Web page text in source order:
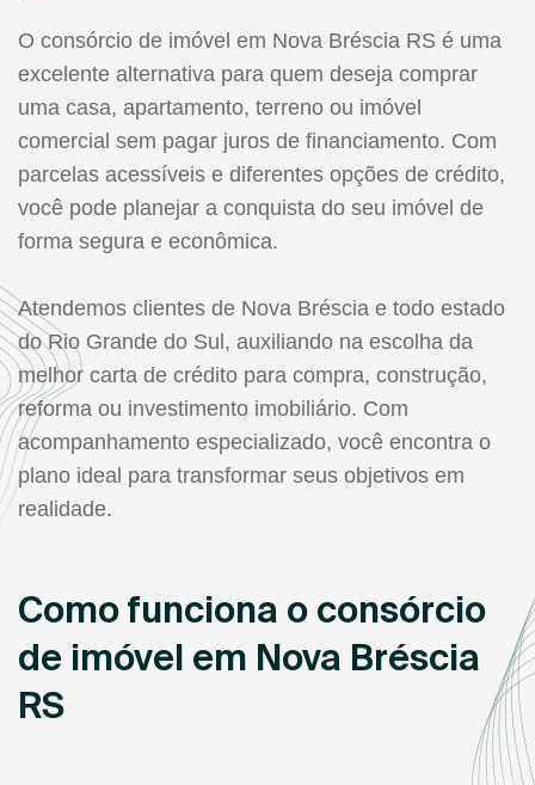
O consórcio de imóvel em Nova Bréscia RS é uma
excelente alternativa para quem deseja comprar
uma casa, apartamento, terreno ou imóvel
comercial sem pagar juros de financiamento. Com
parcelas acessíveis e diferentes opções de crédito,
você pode planejar a conquista do seu imóvel de
forma segura e econômica.
Atendemos clientes de Nova Bréscia e todo estado
do Rio Grande do Sul, auxiliando na escolha da
melhor carta de crédito para compra, construção,
reforma ou investimento imobiliário. Com
acompanhamento especializado, você encontra o
plano ideal para transformar seus objetivos em
realidade.
Como funciona o consórcio
de imóvel em Nova Bréscia
RS